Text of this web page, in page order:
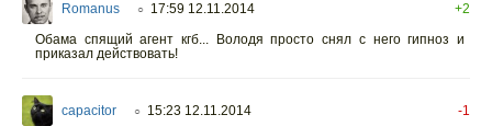
Romanus ○ 17:59 12.11.2014
+2
Обама спящий агент кгб... Володя просто снял с него гипноз и
приказал действовать!
capacitor ○ 15:23 12.11.2014
-1